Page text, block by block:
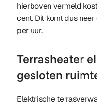
hierboven vermeld
cent. Dit komt dus
per uur.
Terrasheater
gesloten
Elektrische